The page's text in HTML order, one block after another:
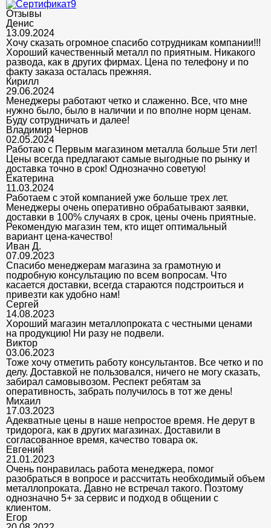
Отзывы
Денис
13.09.2024
Хочу сказать огромное спасибо сотрудникам компании!!!
Хороший качественный металл по приятным. Никакого
развода, как в других фирмах. Цена по телефону и по
факту заказа осталась прежняя.
Кирилл
29.06.2024
Менеджеры работают четко и слаженно. Все, что мне
нужно было, было в наличии и по вполне норм ценам.
Буду сотрудничать и далее!
Владимир Чернов
02.05.2024
Работаю с Первым магазином металла больше 5ти лет!
Цены всегда предлагают самые выгодные по рынку и
доставка точно в срок! Однозначно советую!
Екатерина
11.03.2024
Работаем с этой компанией уже больше трех лет.
Менеджеры очень оперативно обрабатывают заявки,
доставки в 100% случаях в срок, цены очень приятные.
Рекомендую магазин тем, кто ищет оптимальный
вариант цена-качество!
Иван Д.
07.09.2023
Спасибо менеджерам магазина за грамотную и
подробную консультацию по всем вопросам. Что
касается доставки, всегда стараются подстроиться и
привезти как удобно нам!
Сергей
14.08.2023
Хороший магазин металлопроката с честными ценами
на продукцию! Ни разу не подвели.
Виктор
03.06.2023
Тоже хочу отметить работу консультантов. Все четко и по
делу. Доставкой не пользовался, ничего не могу сказать,
забирал самовывозом. Респект ребятам за
оперативность, забрать получилось в тот же день!
Михаил
17.03.2023
Адекватные цены в наше непростое время. Не дерут в
тридорога, как в других магазинах. Доставили в
согласованное время, качество товара ок.
Евгений
21.01.2023
Очень понравилась работа менеджера, помог
разобраться в вопросе и рассчитать необходимый объем
металлопроката. Давно не встречал такого. Поэтому
однозначно 5+ за сервис и подход в общении с
клиентом.
Егор